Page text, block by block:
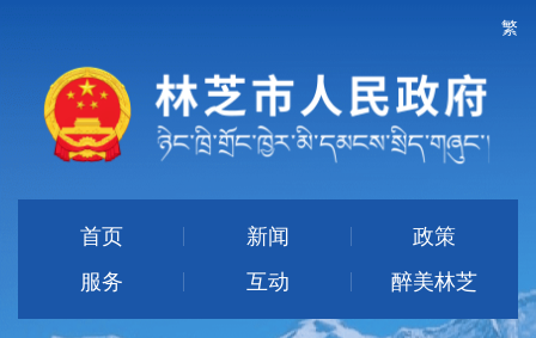
繁
首页 新闻
政策
服务
互动 醉美林芝